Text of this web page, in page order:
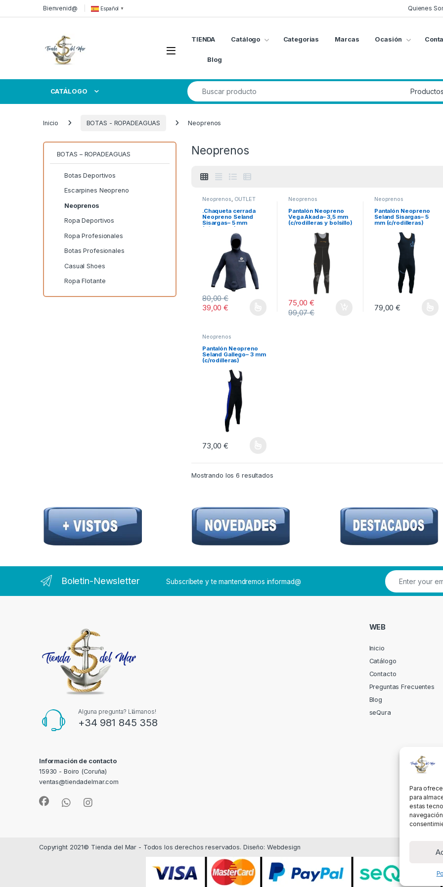
Para
para
estas
Skip to navigation
Skip to contentBienvenid@ Español ▼ Quienes
Open
TIENDA Catálogo Categorias Marcas Ocasión
Blog
CATÁLOGO
Search for:
Inicio BOTAS - ROPADEAGUAS Neoprenos
Neoprenos
Neoprenos, OUTLET
.Chaqueta cerrada
Neopreno Seland
Sisargas– 5 mm
(c/coderas)
39,00€
80,00€
Este producto tiene múltiples variantes. Las opciones se pueden elegir en la
Neoprenos
Pantalón Neopreno
Vega Akada– 3,5 mm
(c/rodilleras y bolsillo)
75,00€
99,07€
Neoprenos
Pantalón Neopreno
Seland Sisargas– 5
mm (c/rodilleras)
79,00€
Este producto tiene
Neoprenos
Pantalón Neopreno
Seland Gallego– 3 mm
(c/rodilleras)
73,00€
Este producto tiene múltiples variantes. Las opciones se pueden elegir en la
Mostrando los 6 resultados
BOTAS – ROPADEAGUAS
Botas Deportivos
Escarpines Neopreno
Neoprenos
Ropa Deportivos
Ropa Profesionales
Botas Profesionales
Casual Shoes
Ropa Flotante
Boletin-Newsletter Subscríbete y te mantendremos informad@
Alguna pregunta? Llámanos!
+34 981 845 358
Información de contacto
15930 - Boiro (Coruña)
ventas@tiendadelmar.com
WEB
Inicio
Catálogo
Contacto
Preguntas Frecuentes
Blog
seQura
Copyright 2021© Tienda del Mar - Todos los derechos reservados. Diseño: Webdesign